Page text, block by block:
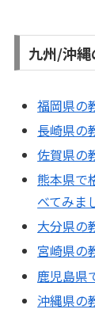
九州/沖
福岡県の
長崎県の
佐賀県の
熊本県で
べてみま
大分県の
宮崎県の
鹿児島県
沖縄県の